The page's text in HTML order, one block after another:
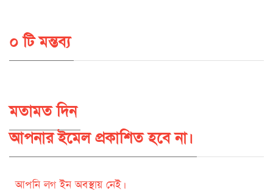
০ টি মন্তব্য
মতামত দিন
আপনার ইমেল প্রকাশিত হবে না।
আপনি লগ ইন অবস্থায় নেই।